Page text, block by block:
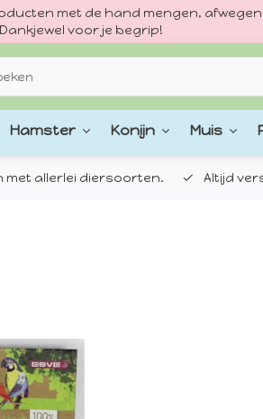
met de hand mengen,
voor je begrip!
Hamster Konijn Muis
met allerlei diersoorten. Altijd